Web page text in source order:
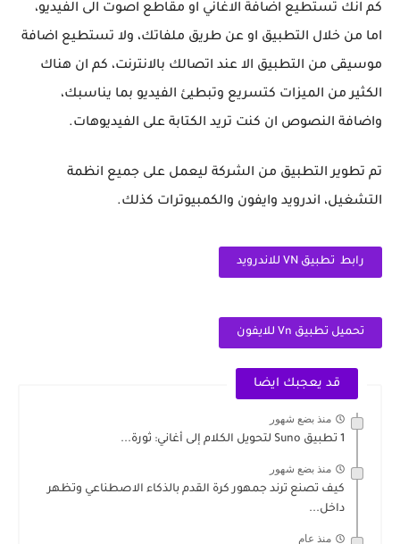
كم انك تستطيع اضافة الاغاني او مقاطع اصوت الى الفيديو،
اما من خلال التطبيق او عن طريق ملفاتك، ولا تستطيع اضافة
موسيقى من التطبيق الا عند اتصالك بالانترنت، كم ان هناك
الكثير من الميزات كتسريع وتبطيئ الفيديو بما يناسبك،
واضافة النصوص ان كنت تريد الكتابة على الفيديوهات.
تم تطوير التطبيق من الشركة ليعمل على جميع انظمة
التشغيل، اندرويد وايفون والكمبيوترات كذلك.
رابط تطبيق VN للاندرويد
تحميل تطبيق Vn للايفون
قد يعجبك ايضا
منذ بضع شهور
1 تطبيق Suno لتحويل الكلام إلى أغاني: ثورة...
منذ بضع شهور
كيف تصنع ترند جمهور كرة القدم بالذكاء الاصطناعي وتظهر
داخل...
منذ عام